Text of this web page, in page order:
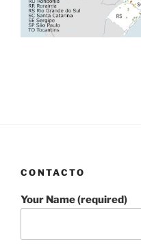
CONTACTO
Your Name (required)